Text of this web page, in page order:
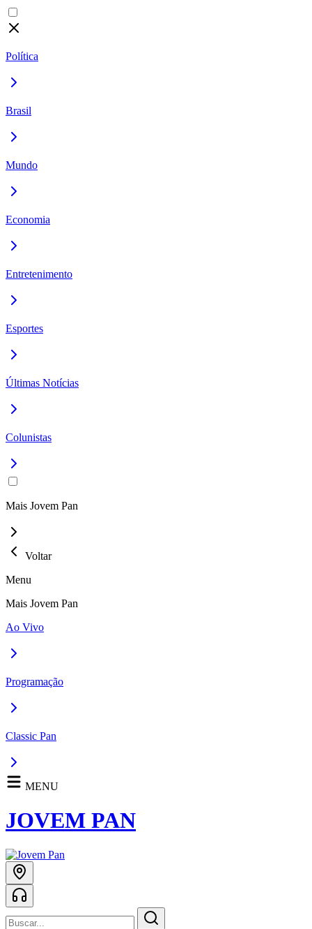
Política
Brasil
Mundo
Economia
Entretenimento
Esportes
Últimas Notícias
Colunistas
Mais Jovem Pan
Voltar
Menu
Mais Jovem Pan
Ao Vivo
Programação
Classic Pan
MENU
JOVEM PAN